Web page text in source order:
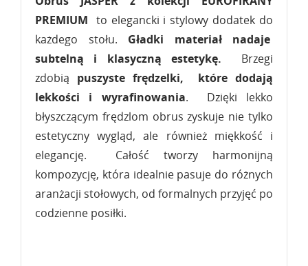
PREMIUM to elegancki i stylowy dodatek do
każdego stołu. Gładki materiał nadaje
subtelną i klasyczną estetykę. Brzegi
zdobią puszyste frędzelki, które dodają
lekkości i wyrafinowania. Dzięki lekko
błyszczącym frędzlom obrus zyskuje nie tylko
estetyczny wygląd, ale również miękkość i
elegancję. Całość tworzy harmonijną
kompozycję, która idealnie pasuje do różnych
aranżacji stołowych, od formalnych przyjęć po
codzienne posiłki.